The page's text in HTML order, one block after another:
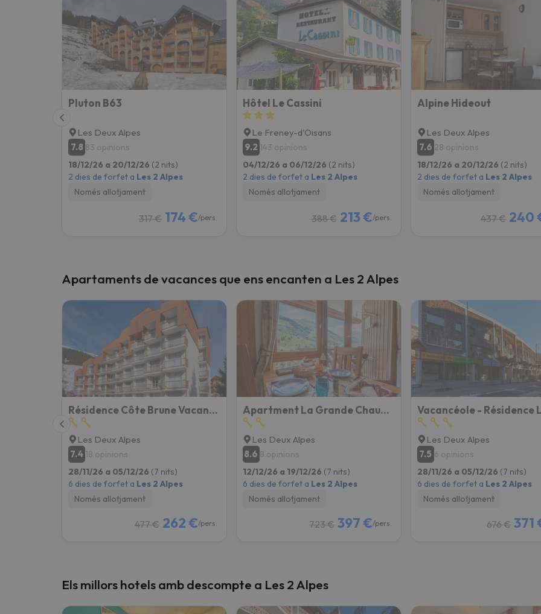
Vaja! Sembla que el nostre cercador ha perdut el nord. Quan trobi la seva brúixola torna.
Pluton B63
Les Deux Alpes
7.8 83 opinions
18/12/26 a 20/12/26 (2 nits)
2 dies de forfet a Les 2 Alpes
Només allotjament
317 € 174 €/pers.
Hôtel Le Cassini
Le Freney-d'Oisans
9.2 143 opinions
04/12/26 a 06/12/26 (2 nits)
2 dies de forfet a Les 2 Alpes
Només allotjament
388 € 213 €/pers.
Alpine Hideout
Les Deux Alpes
7.6 28 opinions
18/12/26 a 20/12/26 (2 nits)
2 dies de forfet a Les 2 Alpes
Només allotjament
437 € 240
Apartaments de vacances que ens encanten a Les 2 Alpes
Résidence Côte Brune Vacancéole
Les Deux Alpes
7.4 18 opinions
28/11/26 a 05/12/26 (7 nits)
6 dies de forfet a Les 2 Alpes
Només allotjament
477 € 262 €/pers.
Apartment La Grande Chaume By Interhome
Les Deux Alpes
8.6 8 opinions
12/12/26 a 19/12/26 (7 nits)
6 dies de forfet a Les 2 Alpes
Només allotjament
723 € 397 €/pers.
Les Deux Alpes
7.5 6 opinions
28/11/26 a 05/12/26 (7 nits)
6 dies de forfet a Les 2 Alpes
Només allotjament
676 € 371
Els millors hotels amb descompte a Les 2 Alpes